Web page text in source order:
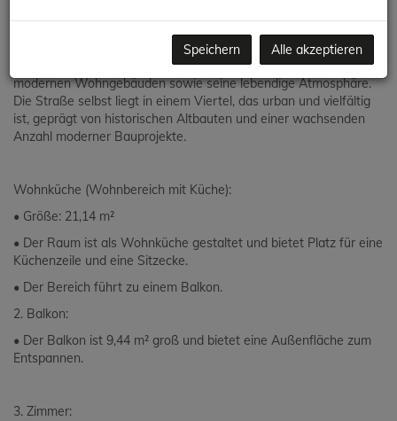
Margareten in einer tollen Lage. Dieser Bezirk ist bekannt für
seine Mischung aus traditioneller Wiener Architektur und
modernen Wohngebäuden sowie seine lebendige Atmosphäre.
Die Straße selbst liegt in einem Viertel, das urban und vielfältig
ist, geprägt von historischen Altbauten und einer wachsenden
Anzahl moderner Bauprojekte.
Wohnküche (Wohnbereich mit Küche):
• Größe: 21,14 m²
• Der Raum ist als Wohnküche gestaltet und bietet Platz für eine
Küchenzeile und eine Sitzecke.
• Der Bereich führt zu einem Balkon.
2. Balkon:
• Der Balkon ist 9,44 m² groß und bietet eine Außenfläche zum
Entspannen.
3. Zimmer:
Speichern Alle akzeptieren